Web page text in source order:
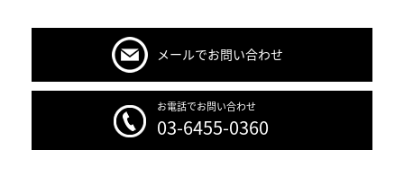
メールでお問い合わせ
お電話でお問い合わせ
03-6455-0360